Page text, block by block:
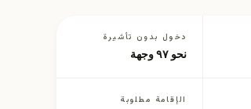
دخول بدون تأشيرة
نحو ٩٧ وجهة
الإقامة مطلوبة